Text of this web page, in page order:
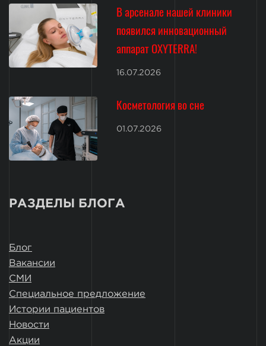
В арсенале нашей клиники
появился инновационный
аппарат OXYTERRA!
16.07.2026
Косметология во сне
01.07.2026
РАЗДЕЛЫ БЛОГА
Блог
Вакансии
СМИ
Специальное предложение
Истории пациентов
Новости
Акции